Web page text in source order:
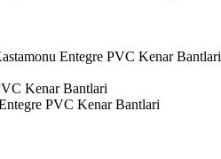
Entegre PVC Kenar Bantlari
Kenar Bantlari
PVC Kenar Bantlari